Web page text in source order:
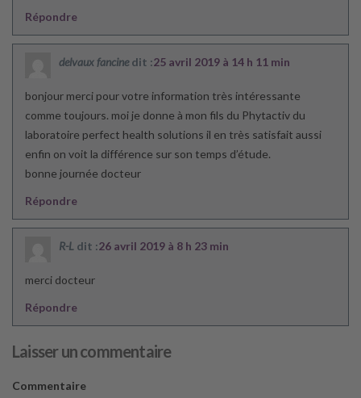
Répondre
delvaux fancine dit :25 avril 2019 à 14 h 11 min
bonjour merci pour votre information très intéressante
comme toujours. moi je donne à mon fils du Phytactiv du
laboratoire perfect health solutions il en très satisfait aussi
enfin on voit la différence sur son temps d’étude.
bonne journée docteur
Répondre
R-L dit :26 avril 2019 à 8 h 23 min
merci docteur
Répondre
Laisser un commentaire
Commentaire